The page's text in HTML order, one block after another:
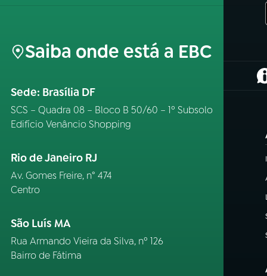
Saiba onde está a EBC
Sede: Brasília DF
SCS – Quadra 08 – Bloco B 50/60 – 1º Subsolo
Edifício Venâncio Shopping
Rio de Janeiro RJ
Av. Gomes Freire, n° 474
Centro
São Luís MA
Rua Armando Vieira da Silva, nº 126
Bairro de Fátima